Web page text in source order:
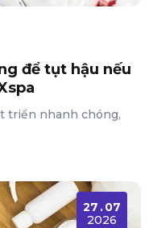
để tụt hậu nếu
triển nhanh chóng,
27 .07
2026